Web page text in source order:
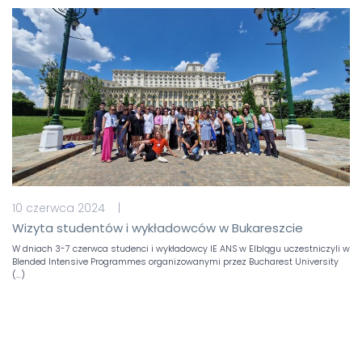
10 czerwca 2024 |
Wizyta studentów i wykładowców w Bukareszcie
W dniach 3-7 czerwca studenci i wykładowcy IE ANS w Elblągu uczestniczyli w
Blended Intensive Programmes organizowanymi przez Bucharest University
(…)